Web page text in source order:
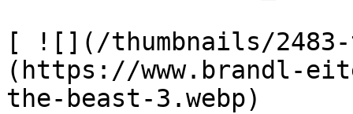
[ ![](/thumbnails/
(https://www.brandl-
the-beast-3.webp)